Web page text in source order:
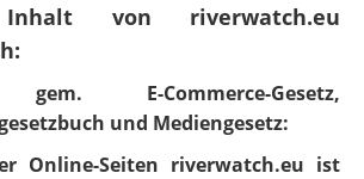
von riverwatch.eu
gem. E-Commerce-Gesetz,
und Mediengesetz:
Online-Seiten riverwatch.eu ist